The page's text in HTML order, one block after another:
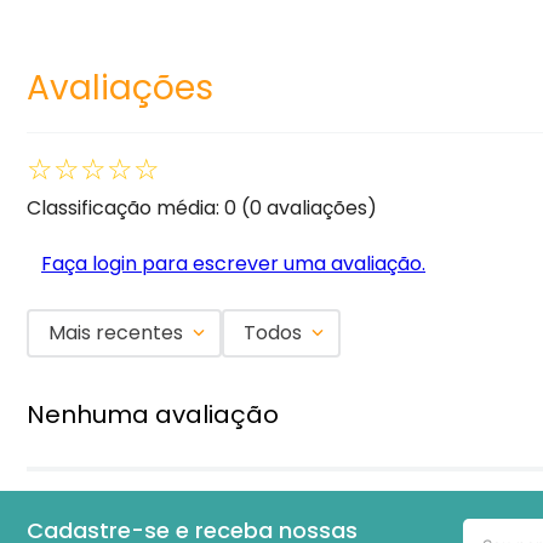
Avaliações
☆☆☆☆☆
Classificação média: 0 (0 avaliações)
Faça login para escrever uma avaliação.
Mais recentes Todos
Nenhuma avaliação
Cadastre-se e receba nossas